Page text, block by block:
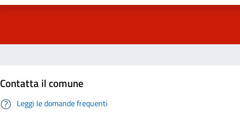
Contatta il comune
Leggi le domande frequenti